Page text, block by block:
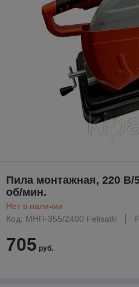
Пила монтажная, 220 В/
об/мин.
Нет в наличии
Код: МНП-355/2400 Felisatti
705 руб.